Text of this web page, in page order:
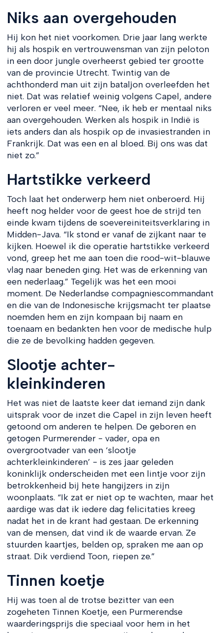
Niks aan overgehouden
Hij kon het niet voorkomen. Drie jaar lang werkte
hij als hospik en vertrouwensman van zijn peloton
in een door jungle overheerst gebied ter grootte
van de provincie Utrecht. Twintig van de
achthonderd man uit zijn bataljon overleefden het
niet. Dat was relatief weinig volgens Capel, andere
verloren er veel meer. “Nee, ik heb er mentaal niks
aan overgehouden. Werken als hospik in Indië is
iets anders dan als hospik op de invasiestranden in
Frankrijk. Dat was een en al bloed. Bij ons was dat
niet zo.”
Hartstikke verkeerd
Toch laat het onderwerp hem niet onberoerd. Hij
heeft nog helder voor de geest hoe de strijd ten
einde kwam tijdens de soevereiniteitsverklaring in
Midden-Java. “Ik stond er vanaf de zijkant naar te
kijken. Hoewel ik die operatie hartstikke verkeerd
vond, greep het me aan toen die rood-wit-blauwe
vlag naar beneden ging. Het was de erkenning van
een nederlaag.” Tegelijk was het een mooi
moment. De Nederlandse compagniescommandant
en die van de Indonesische krijgsmacht ter plaatse
noemden hem en zijn kompaan bij naam en
toenaam en bedankten hen voor de medische hulp
die ze de bevolking hadden gegeven.
Slootje achter-
kleinkinderen
Het was niet de laatste keer dat iemand zijn dank
uitsprak voor de inzet die Capel in zijn leven heeft
getoond om anderen te helpen. De geboren en
getogen Purmerender - vader, opa en
overgrootvader van een ‘slootje
achterkleinkinderen’ - is zes jaar geleden
koninklijk onderscheiden met een lintje voor zijn
betrokkenheid bij hete hangijzers in zijn
woonplaats. “Ik zat er niet op te wachten, maar het
aardige was dat ik iedere dag felicitaties kreeg
nadat het in de krant had gestaan. De erkenning
van de mensen, dat vind ik de waarde ervan. Ze
stuurden kaartjes, belden op, spraken me aan op
straat. Dik verdiend Toon, riepen ze.”
Tinnen koetje
Hij was toen al de trotse bezitter van een
zogeheten Tinnen Koetje, een Purmerendse
waarderingsprijs die speciaal voor hem in het